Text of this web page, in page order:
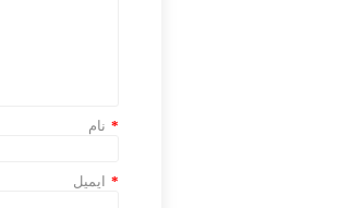
نام *
ایمیل *